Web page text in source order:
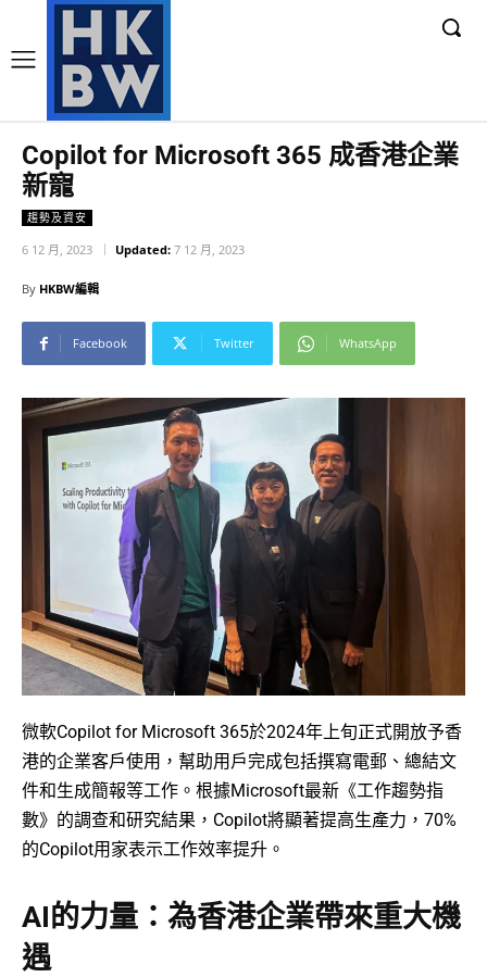
Copilot for Microsoft 365 成香港企業
新寵
趨勢及資安
6 12 月, 2023 Updated: 7 12 月, 2023
By HKBW編輯
Facebook Twitter WhatsApp
微軟Copilot for Microsoft 365於2024年上旬正式開放予香
港的企業客戶使用，幫助用戶完成包括撰寫電郵、總結文
件和生成簡報等工作。根據Microsoft最新《工作趨勢指
數》的調查和研究結果，Copilot將顯著提高生產力，70%
的Copilot用家表示工作效率提升。
AI的力量：為香港企業帶來重大機
遇